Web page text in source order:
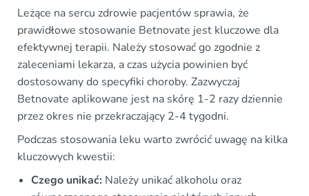
Leżące na sercu zdrowie pacjentów sprawia, że
prawidłowe stosowanie Betnovate jest kluczowe dla
efektywnej terapii. Należy stosować go zgodnie z
zaleceniami lekarza, a czas użycia powinien być
dostosowany do specyfiki choroby. Zazwyczaj
Betnovate aplikowane jest na skórę 1-2 razy dziennie
przez okres nie przekraczający 2-4 tygodni.
Podczas stosowania leku warto zwrócić uwagę na kilka
kluczowych kwestii:
Czego unikać: Należy unikać alkoholu oraz